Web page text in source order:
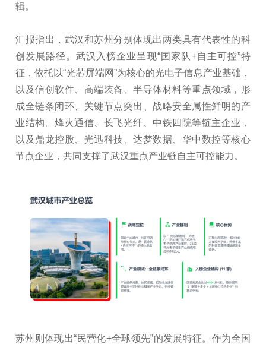
辑。
汇报指出，武汉和苏州分别体现出两类具有代表性的科
创发展路径。武汉入榜企业呈现“国家队+自主可控”特
征，依托以“光芯屏端网”为核心的光电子信息产业基础，
以及信创软件、高端装备、半导体材料等重点领域，形
成全链条闭环、关键节点突出、战略安全属性鲜明的产
业结构。烽火通信、长飞光纤、中铁四院等链主企业，
以及鼎龙控股、光迅科技、达梦数据、华中数控等核心
节点企业，共同支撑了武汉重点产业链自主可控能力。
苏州则体现出“民营化+全球领先”的发展特征。作为全国